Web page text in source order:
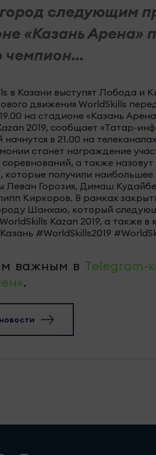
следующим
«Казань
чемпион...
движения WorldSkills
на стадионе «Казань
2019, сообщает «Татар-
в 21.00 на
станет награждение
а также
получили
Леван Горозия, Димаш
Киркоров. В рамках
Шанхаю, который
Kazan 2019, а также в
#WorldSkills2019
важным в Telegram-
.